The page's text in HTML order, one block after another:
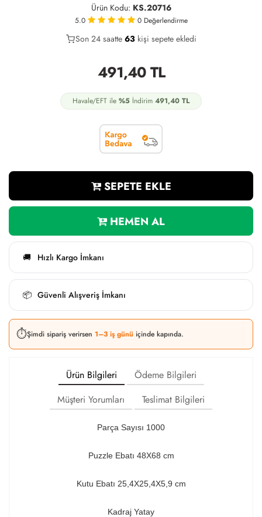
Ürün Kodu: KS.20716
5.0 0 Değerlendirme
31
Son 24 saatte 63kişi sepete ekledi
16
491,40TL
Havale/EFT ile %5 İndirim 491,40 TL
SEPETE EKLE
HEMEN AL
🚚 Hızlı Kargo İmkanı
📦 Güvenli Alışveriş İmkanı
⏱️Şimdi sipariş verirsen 1–3 iş günü içinde kapında.
Ürün Bilgileri
Ödeme Bilgileri
Müşteri Yorumları
Teslimat Bilgileri
Parça Sayısı 1000
Puzzle Ebatı 48X68 cm
Kutu Ebatı 25,4X25,4X5,9 cm
Kadraj Yatay